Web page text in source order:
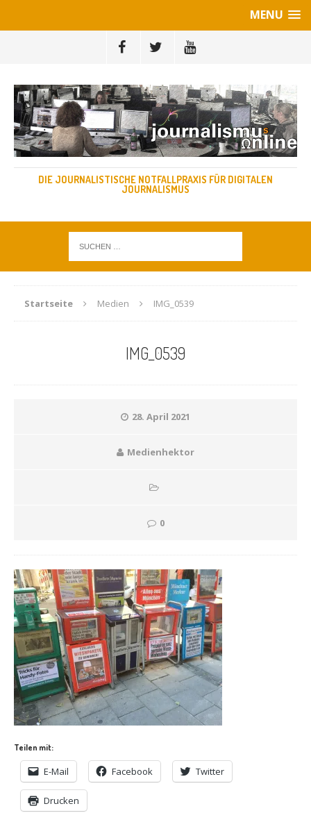
MENU
DIE JOURNALISTISCHE NOTFALLPRAXIS FÜR DIGITALEN
JOURNALISMUS
Startseite Medien IMG_0539
IMG_0539
28. April 2021
Medienhektor
0
Teilen mit:
E-Mail Facebook Twitter
Drucken